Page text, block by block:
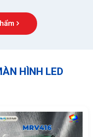
HÌNH LED